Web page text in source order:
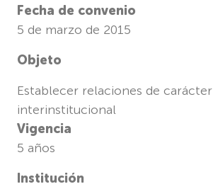
Fecha de convenio
5 de marzo de 2015
Objeto
Establecer relaciones de carácter
interinstitucional
Vigencia
5 años
Institución